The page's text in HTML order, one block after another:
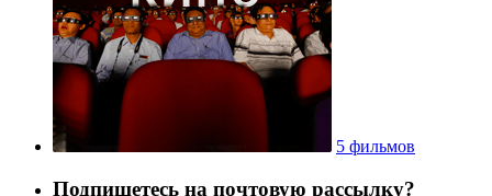
5 фильмов
Подпишетесь на почтовую рассылку?